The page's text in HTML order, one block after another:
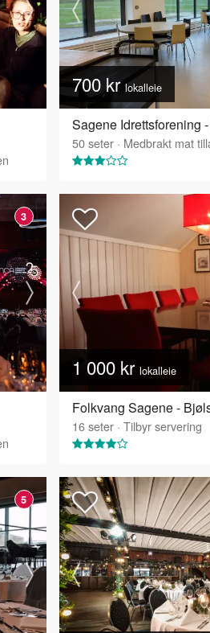
700 krlokalleie
Sagene Idrettsforening
50seter · Medbrakt mat
3
1 000 kr lokalleie
Folkvang Sagene -
16seter · Tilbyr servering
5